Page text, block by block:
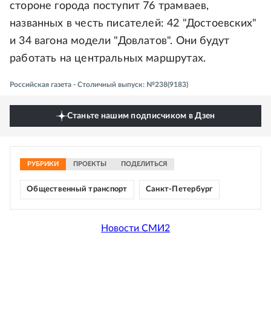
стороне города поступит 76 трамваев,
названных в честь писателей: 42 "Достоевских"
и 34 вагона модели "Довлатов". Они будут
работать на центральных маршрутах.
Российская газета - Столичный выпуск: №238(9183)
Станьте нашим подписчиком в Дзен
РУБРИКИ ПРОЕКТЫ ПОДЕЛИТЬСЯ
Общественный транспорт Санкт-Петербург
Новости СМИ2